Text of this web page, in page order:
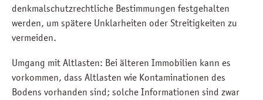
denkmalschutzrechtliche Bestimmungen festgehalten
werden, um spätere Unklarheiten oder Streitigkeiten zu
vermeiden.
Umgang mit Altlasten: Bei älteren Immobilien kann es
vorkommen, dass Altlasten wie Kontaminationen des
Bodens vorhanden sind; solche Informationen sind zwar